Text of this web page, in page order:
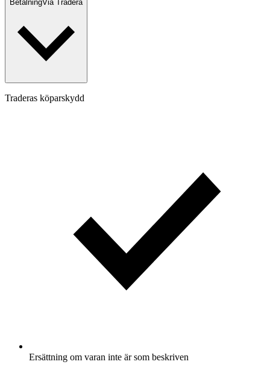
BetalningVia Tradera
Traderas köparskydd
Ersättning om varan inte är som beskriven